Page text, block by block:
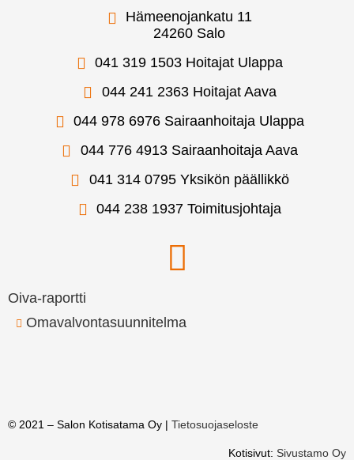
Hämeenojankatu 11
24260 Salo
041 319 1503 Hoitajat Ulappa
044 241 2363 Hoitajat Aava
044 978 6976 Sairaanhoitaja Ulappa
044 776 4913 Sairaanhoitaja Aava
041 314 0795 Yksikön päällikkö
044 238 1937 Toimitusjohtaja
Oiva-raportti
Omavalvontasuunnitelma
© 2021 – Salon Kotisatama Oy | Tietosuojaseloste
Kotisivut: Sivustamo Oy